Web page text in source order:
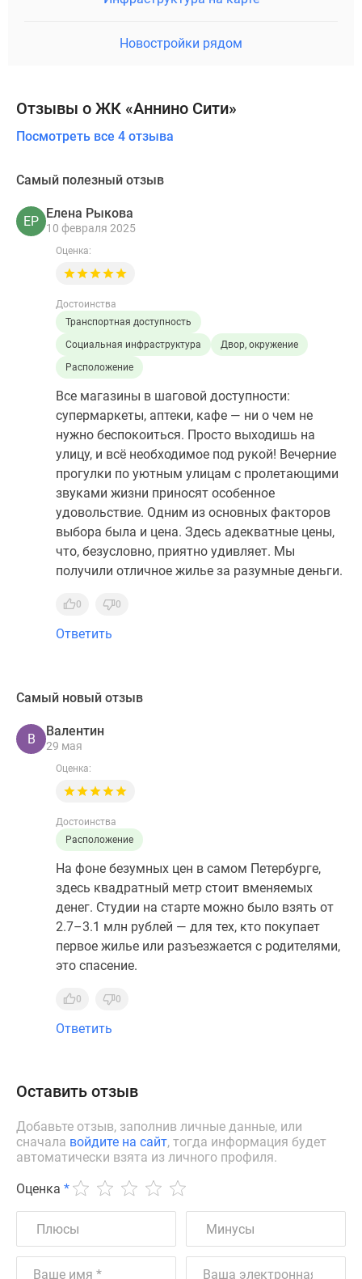
Новостройки рядом
Отзывы о ЖК «Аннино Сити»
Посмотреть все 4 отзыва
Самый полезный отзыв
ЕР
Елена Рыкова
10 февраля 2025
Оценка:
Достоинства
Транспортная доступность
Социальная инфраструктура
Двор, окружение
Расположение
Все магазины в шаговой доступности:
супермаркеты, аптеки, кафе — ни о чем не
нужно беспокоиться. Просто выходишь на
улицу, и всё необходимое под рукой! Вечерние
прогулки по уютным улицам с пролетающими
звуками жизни приносят особенное
удовольствие. Одним из основных факторов
выбора была и цена. Здесь адекватные цены,
что, безусловно, приятно удивляет. Мы
получили отличное жилье за разумные деньги.
0 0
Ответить
Самый новый отзыв
В
Валентин
29 мая
Оценка:
Достоинства
Расположение
На фоне безумных цен в самом Петербурге,
здесь квадратный метр стоит вменяемых
денег. Студии на старте можно было взять от
2.7–3.1 млн рублей — для тех, кто покупает
первое жилье или разъезжается с родителями,
это спасение.
0 0
Ответить
Оставить отзыв
Добавьте отзыв, заполнив личные данные, или
сначала войдите на сайт, тогда информация будет
автоматически взята из личного профиля.
Оценка *